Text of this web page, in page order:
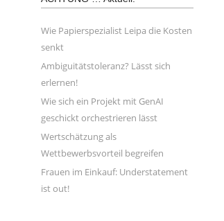
Wie Papierspezialist Leipa die Kosten
senkt
Ambiguitätstoleranz? Lässt sich
erlernen!
Wie sich ein Projekt mit GenAI
geschickt orchestrieren lässt
Wertschätzung als
Wettbewerbsvorteil begreifen
Frauen im Einkauf: Understatement
ist out!